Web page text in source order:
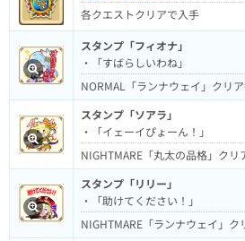
各クエストクリアで入手
スタンプ「フィオナ」
・「すばらしいわね」
NORMAL「ランナウェイ」クリ
スタンプ「ソアラ」
・「イェーイぴょーん！」
NIGHTMARE「丸太の品格」クリ
スタンプ「リリー」
・「助けてください！」
NIGHTMARE「ランナウェイ」ク